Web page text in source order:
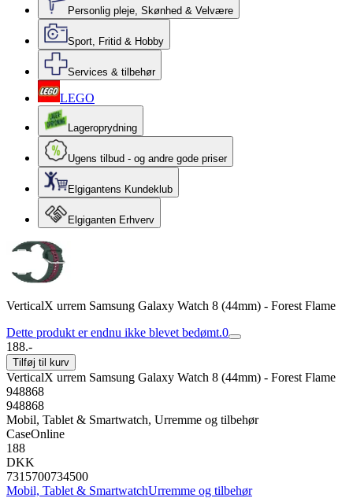
Personlig pleje, Skønhed & Velvære
Sport, Fritid & Hobby
Services & tilbehør
LEGO
Lageroprydning
Ugens tilbud - og andre gode priser
Elgigantens Kundeklub
Elgiganten Erhverv
VerticalX urrem Samsung Galaxy Watch 8 (44mm) - Forest Flame
Dette produkt er endnu ikke blevet bedømt.0
188.-
Tilføj til kurv
VerticalX urrem Samsung Galaxy Watch 8 (44mm) - Forest Flame
948868
948868
Mobil, Tablet & Smartwatch, Urremme og tilbehør
CaseOnline
188
DKK
7315700734500
Mobil, Tablet & SmartwatchUrremme og tilbehør